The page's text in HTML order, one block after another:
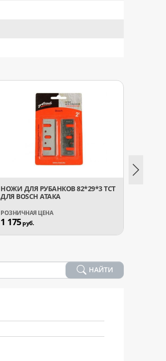
НОЖИ ДЛЯ РУБАНКОВ 82*29*3 TCT
ДЛЯ BOSCH АТАКА
1 175руб.
НАЙТИ